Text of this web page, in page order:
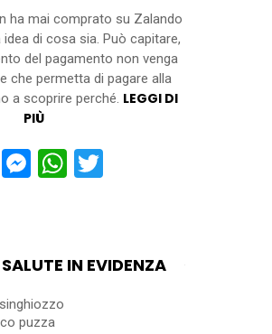
ha mai comprato su Zalando
di cosa sia. Può capitare,
del pagamento non venga
che permetta di pagare alla
a scoprire perché. LEGGI DI
PIÙ
Messenger
WhatsApp
Twitter
IN EVIDENZA
puzza